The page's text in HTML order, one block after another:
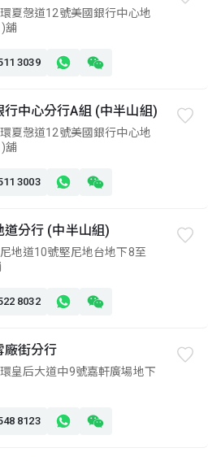
夏愨道12號美國銀行中心地
舖
3039
行中心分行A組 (中半山組)
夏愨道12號美國銀行中心地
舖
3003
道分行 (中半山組)
地道10號堅尼地台地下8至
8032
廠街分行
皇后大道中9號嘉軒廣場地下
8123